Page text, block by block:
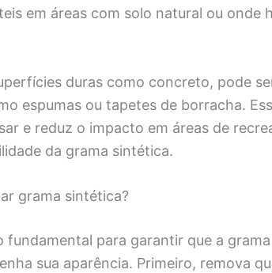
em áreas com solo natural ou onde
duras como concreto, pode
espumas ou tapetes de borracha.
e reduz o impacto em áreas de
da grama sintética.
grama sintética?
fundamental para garantir que a
sua aparência. Primeiro, remova